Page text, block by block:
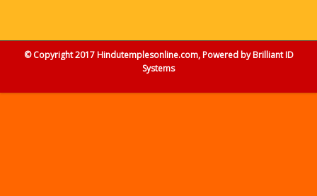
© Copyright 2017 Hindutemplesonline.com, Powered byBrilliant ID
Systems